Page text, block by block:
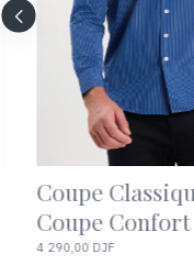
Uni marron
2 990,00 DJF